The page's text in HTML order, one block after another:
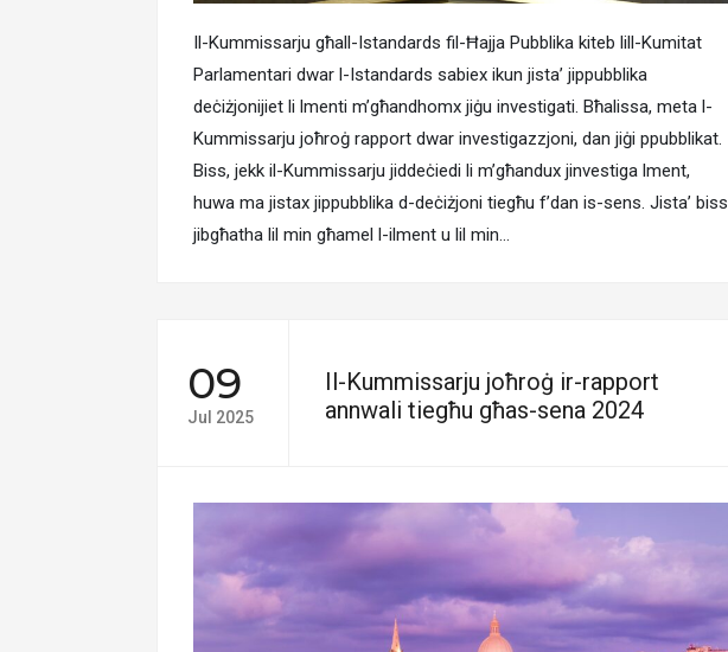
Il-Kummissarju għall-Istandards fil-Ħajja Pubblika kiteb lill-Kumitat
Parlamentari dwar l-Istandards sabiex ikun jista’ jippubblika
deċiżjonijiet li lmenti m’għandhomx jiġu investigati. Bħalissa, meta l-
Kummissarju joħroġ rapport dwar investigazzjoni, dan jiġi ppubblikat.
Biss, jekk il-Kummissarju jiddeċiedi li m’għandux jinvestiga lment,
huwa ma jistax jippubblika d-deċiżjoni tiegħu f’dan is-sens. Jista’ biss
jibgħatha lil min għamel l-ilment u lil min…
09
Jul 2025
Il-Kummissarju joħroġ ir-rapport
annwali tiegħu għas-sena 2024